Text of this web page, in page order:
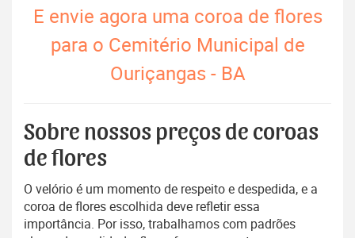
E envie agora uma coroa de flores
para o Cemitério Municipal de
Ouriçangas - BA
Sobre nossos preços de coroas
de flores
O velório é um momento de respeito e despedida, e a
coroa de flores escolhida deve refletir essa
importância. Por isso, trabalhamos com padrões